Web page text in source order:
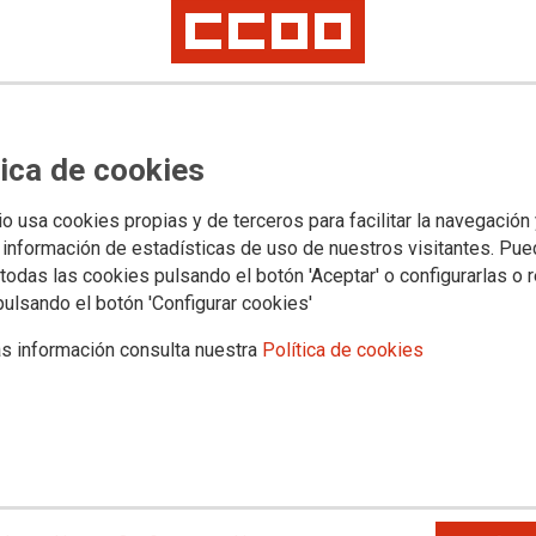
de cookies
usa cookies propias y de terceros para facilitar la navegación
de estadísticas de uso de nuestros visitantes.
las cookies pulsando el botón 'Aceptar' o configurarlas o
el botón 'Configurar cookies'
información consulta nuestra Política de cookies
jurídicos Transparencia PROVINCIAS
un orgullo "Sin
reales contra la
el sindicato reclama el cumplimiento efectivo de las
los discursos de odio y una mayor protección para